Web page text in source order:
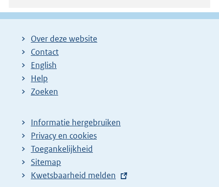
Over deze website
Contact
English
Help
Zoeken
Informatie hergebruiken
Privacy en cookies
Toegankelijkheid
Sitemap
E
Kwetsbaarheid melden